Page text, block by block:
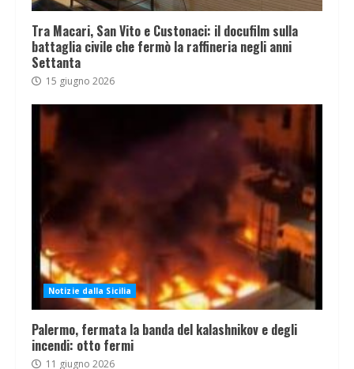
Tra Macari, San Vito e Custonaci: il docufilm sulla
battaglia civile che fermò la raffineria negli anni
Settanta
15 giugno 2026
Notizie dalla Sicilia
Palermo, fermata la banda del kalashnikov e degli
incendi: otto fermi
11 giugno 2026